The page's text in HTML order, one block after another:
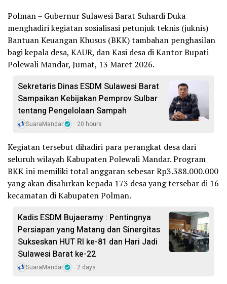
Polman – Gubernur Sulawesi Barat Suhardi Duka
menghadiri kegiatan sosialisasi petunjuk teknis (juknis)
Bantuan Keuangan Khusus (BKK) tambahan penghasilan
bagi kepala desa, KAUR, dan Kasi desa di Kantor Bupati
Polewali Mandar, Jumat, 13 Maret 2026.
Sekretaris Dinas ESDM Sulawesi Barat
Sampaikan Kebijakan Pemprov Sulbar
tentang Pengelolaan Sampah
SuaraMandar 20 hours
Kegiatan tersebut dihadiri para perangkat desa dari
seluruh wilayah Kabupaten Polewali Mandar. Program
BKK ini memiliki total anggaran sebesar Rp3.388.000.000
yang akan disalurkan kepada 173 desa yang tersebar di 16
kecamatan di Kabupaten Polman.
Kadis ESDM Bujaeramy : Pentingnya
Persiapan yang Matang dan Sinergitas
Sukseskan HUT RI ke-81 dan Hari Jadi
Sulawesi Barat ke-22
SuaraMandar 2 days